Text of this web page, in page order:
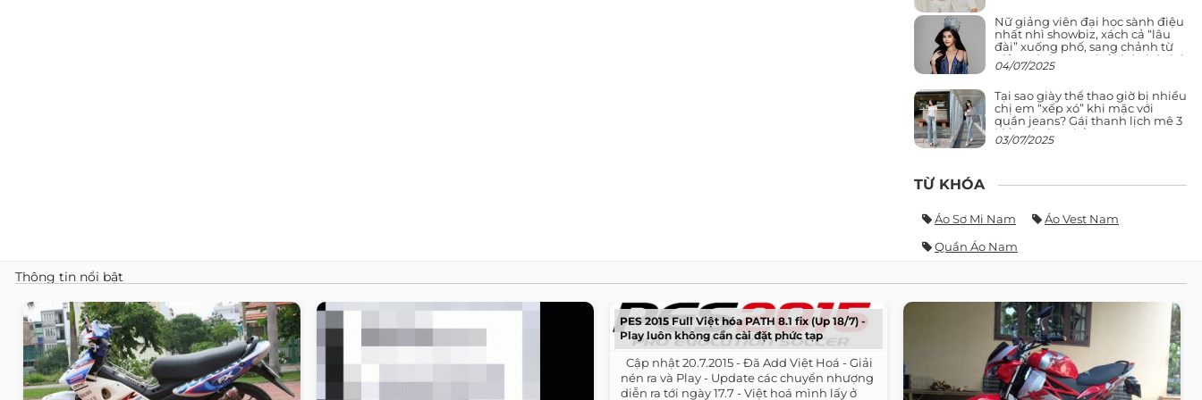
Nữ giảng viên đại học sành điệu
nhất nhì showbiz, xách cả “lâu
đài” xuống phố, sang chảnh từ
giảng đường ra phố khó ai đọ lại
04/07/2025
Tại sao giày thể thao giờ bị nhiều
chị em “xếp xó” khi mặc với
quần jeans? Gái thanh lịch mê 3
kiểu này hơn hẳn
03/07/2025
TỪ KHÓA
Áo Sơ Mi Nam
Áo Vest Nam
Quần Áo Nam
Thông tin nổi bật
PES 2015 Full Việt hóa PATH 8.1 fix (Up 18/7) -
Play luôn không cần cài đặt phức tạp
​ ​ Cập nhật 20.7.2015 - Đã Add Việt Hoá - Giải
nén ra và Play - Update các chuyển nhượng
diễn ra tới ngày 17.7 - Việt hoá mình lấy ở